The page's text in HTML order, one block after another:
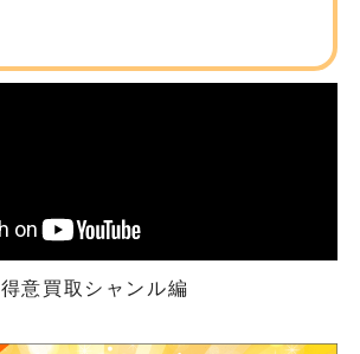
得意買取シャンル編